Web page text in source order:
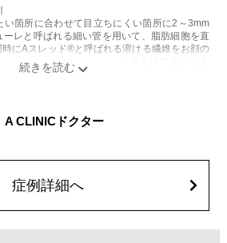
い箇所に合わせて目立ちにくい箇所に2～3mm
レと呼ばれる細い管を用いて、脂肪細胞を直
にAスレッド®と呼ばれる溶ける繊維をお顔の
挿入し、皮膚を内側から引き上げて固定しま
ることがございます。また、稀に貧血、細菌感
知覚鈍麻、ぼこつき、硬結、瘢痕化、色素沈
所ごと+162,800円(税込)
円(税込)
A CLINICドクター
症例詳細へ